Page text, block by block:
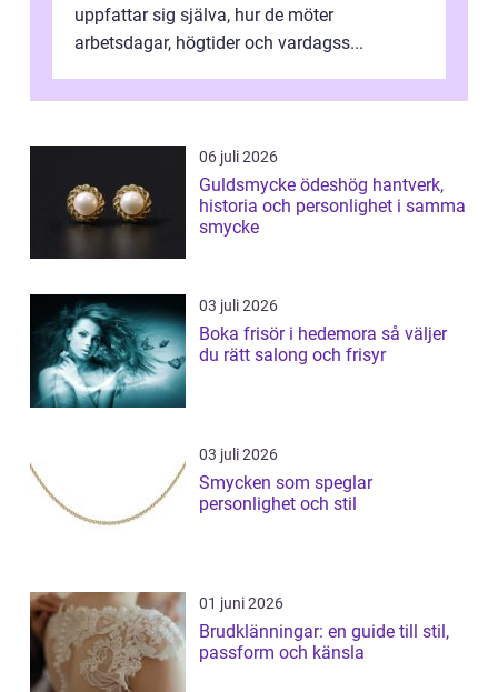
uppfattar sig själva, hur de möter
arbetsdagar, högtider och vardagss...
06 juli 2026
Guldsmycke ödeshög hantverk,
historia och personlighet i samma
smycke
03 juli 2026
Boka frisör i hedemora så väljer
du rätt salong och frisyr
03 juli 2026
Smycken som speglar
personlighet och stil
01 juni 2026
Brudklänningar: en guide till stil,
passform och känsla